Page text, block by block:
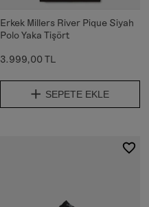
Erkek Millers River Pique Siyah
Polo Yaka Tişört
3.999,00 TL
SEPETE EKLE